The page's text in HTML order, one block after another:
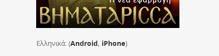
Ελληνικά: (Android, iPhone)